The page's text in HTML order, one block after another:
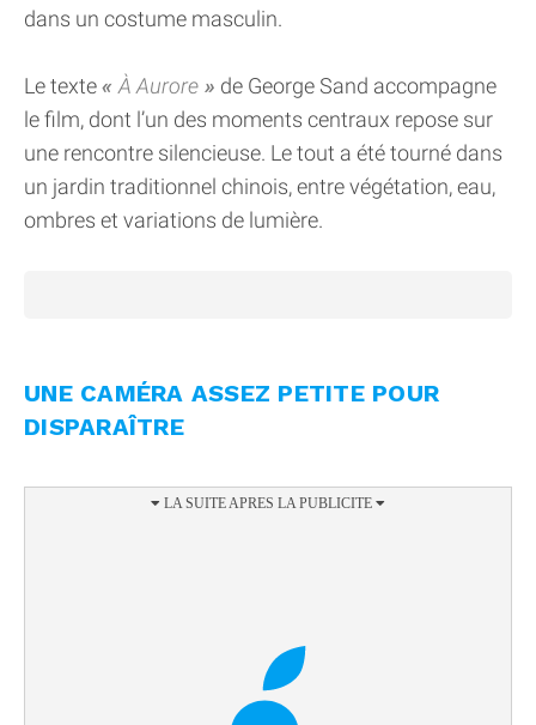
dans un costume masculin.
Le texte À Aurore
de George Sand accompagne
le film, dont l’un des moments centraux repose sur
une rencontre silencieuse. Le tout a été tourné dans
un jardin traditionnel chinois, entre végétation, eau,
ombres et variations de lumière.
UNE CAMÉRA ASSEZ PETITE POUR
DISPARAÎTRE